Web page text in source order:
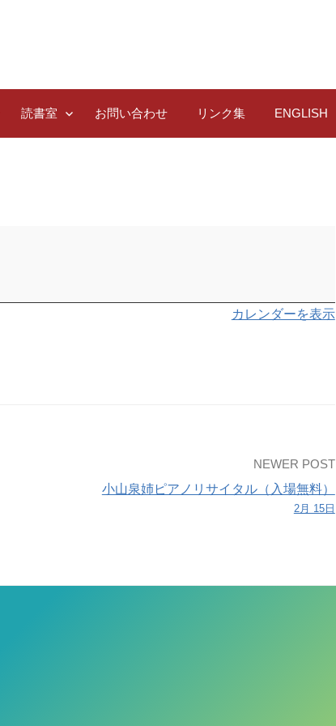
読書室 お問い合わせ リンク集 ENGLISH
カレンダーを表示
NEWER POST
小山泉姉ピアノリサイタル（入場無料）
2月 15日